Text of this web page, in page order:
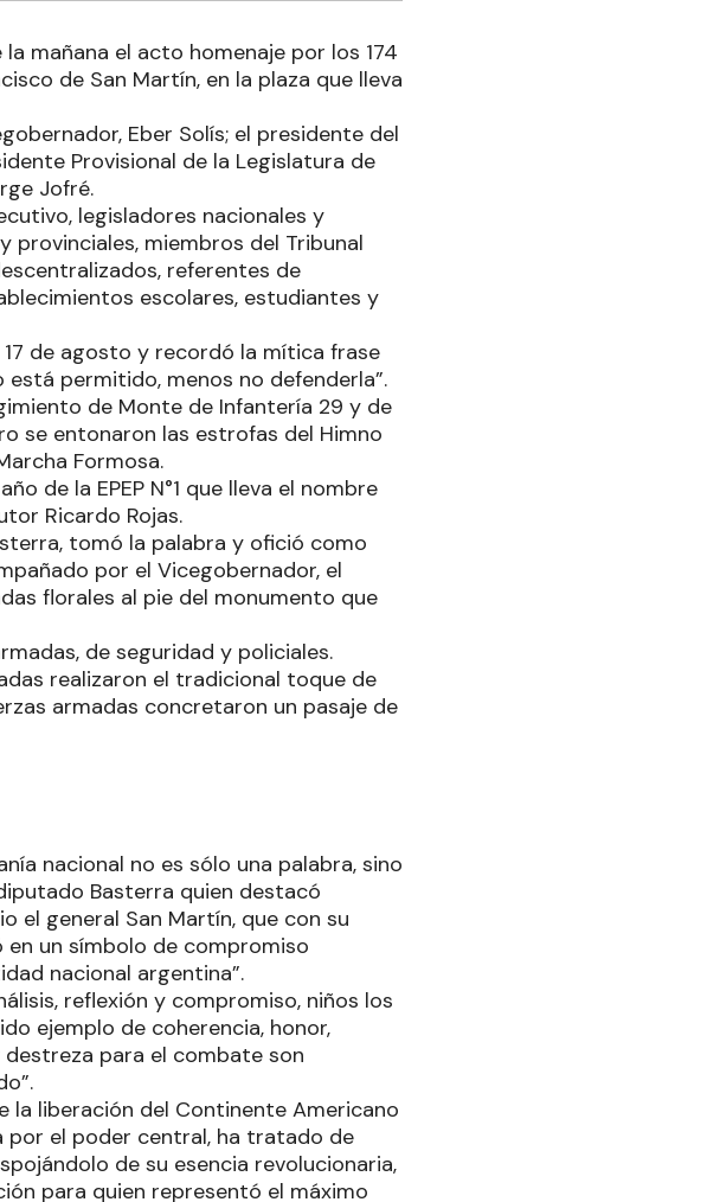
mañana el acto homenaje por los 174
de San Martín, en la plaza que lleva
Eber Solís; el presidente del
Provisional de la Legislatura de
Jofré.
legisladores nacionales y
provinciales, miembros del Tribunal
referentes de
escolares, estudiantes y
de agosto y recordó la mítica frase
permitido, menos no defenderla”.
de Monte de Infantería 29 y de
se entonaron las estrofas del Himno
Formosa.
de la EPEP N°1 que lleva el nombre
Ricardo Rojas.
tomó la palabra y ofició como
por el Vicegobernador, el
florales al pie del monumento que
de seguridad y policiales.
realizaron el tradicional toque de
armadas concretaron un pasaje de
nacional no es sólo una palabra, sino
Basterra quien destacó
el general San Martín, que con su
un símbolo de compromiso
nacional argentina”.
reflexión y compromiso, niños los
ejemplo de coherencia, honor,
para el combate son
la liberación del Continente Americano
el poder central, ha tratado de
de su esencia revolucionaria,
para quien representó el máximo